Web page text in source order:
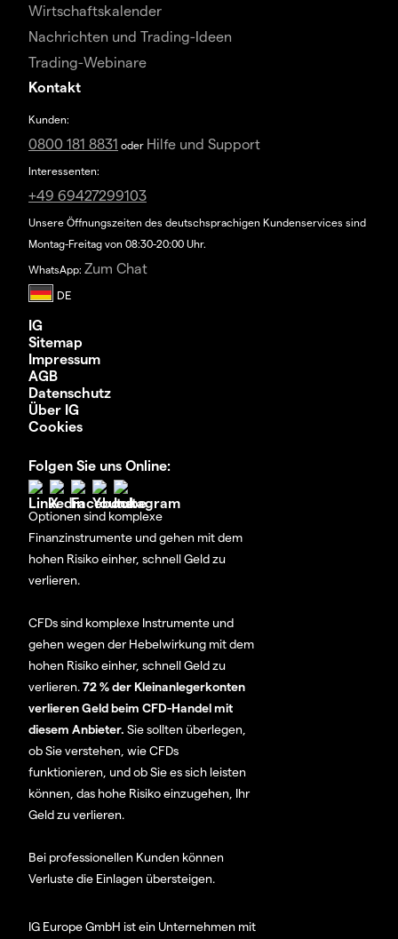
Wirtschaftskalender
Nachrichten und Trading-Ideen
Trading-Webinare
Kontakt
Kunden:
0800 181 8831 oder Hilfe und Support
Interessenten:
+49 69427299103
Unsere Öffnungszeiten des deutschsprachigen Kundenservices sind
Montag-Freitag von 08:30-20:00 Uhr.
WhatsApp: Zum Chat
IG
Sitemap
Impressum
AGB
Datenschutz
Über IG
Cookies
Folgen Sie uns Online:
Optionen sind komplexe
Finanzinstrumente und gehen mit dem
hohen Risiko einher, schnell Geld zu
verlieren.
CFDs sind komplexe Instrumente und
gehen wegen der Hebelwirkung mit dem
hohen Risiko einher, schnell Geld zu
verlieren.72 % der Kleinanlegerkonten
verlieren Geld beim CFD-Handel mit
diesem Anbieter. Sie sollten überlegen,
ob Sie verstehen, wie CFDs
funktionieren, und ob Sie es sich leisten
können, das hohe Risiko einzugehen, Ihr
Geld zu verlieren.
Bei professionellen Kunden können
Verluste die Einlagen übersteigen.
IG Europe GmbH ist ein Unternehmen mit